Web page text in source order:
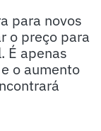
para novos
o preço para
É apenas
o aumento